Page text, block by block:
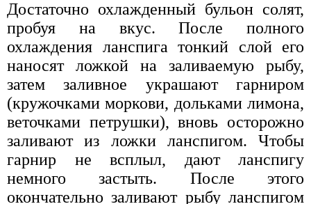
Достаточно охлажденный бульон солят,
пробуя на вкус. После полного
охлаждения ланспига тонкий слой его
наносят ложкой на заливаемую рыбу,
затем заливное украшают гарниром
(кружочками моркови, дольками лимона,
веточками петрушки), вновь осторожно
заливают из ложки ланспигом. Чтобы
гарнир не всплыл, дают ланспигу
немного застыть. После этого
окончательно заливают рыбу ланспигом